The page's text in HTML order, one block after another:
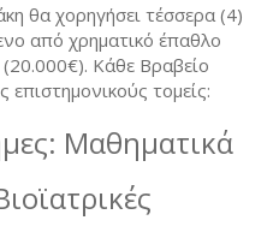
θα χορηγήσει τέσσερα (4)
από χρηματικό έπαθλο
Κάθε Βραβείο
τομείς:
Μαθηματικά